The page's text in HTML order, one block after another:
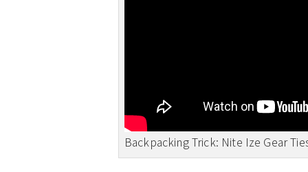
Backpacking Trick: Nite Ize Gear